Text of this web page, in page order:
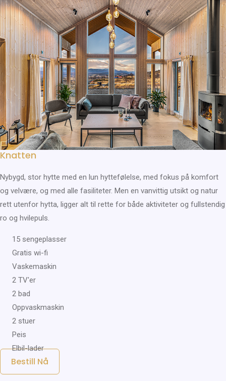
Knatten
Nybygd, stor hytte med en lun hyttefølelse, med fokus på komfort
og velvære, og med alle fasiliteter. Men en vanvittig utsikt og natur
rett utenfor hytta, ligger alt til rette for både aktiviteter og fullstendig
ro og hvilepuls.
15 sengeplasser
Gratis wi-fi
Vaskemaskin
2 TV'er
2 bad
Oppvaskmaskin
2 stuer
Peis
Elbil-lader
Bestill Nå